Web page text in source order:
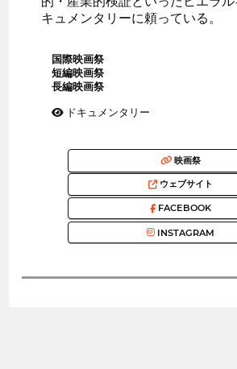
キュメンタリーに頼っている。
国際映画祭
短編映画祭
長編映画祭
ドキュメンタリー
映画祭
ウェブサイト
FACEBOOK
INSTAGRAM